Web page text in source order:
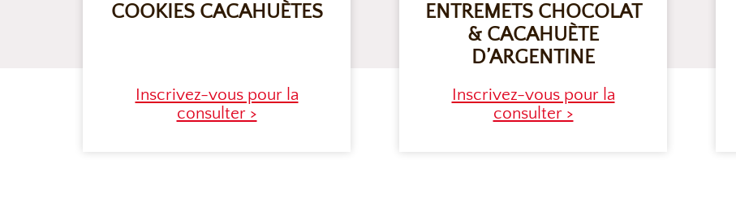
COOKIES CACAHUÈTES
Inscrivez-vous pour la
consulter >
ENTREMETS CHOCOLAT
& CACAHUÈTE
D’ARGENTINE
Inscrivez-vous pour la
consulter >